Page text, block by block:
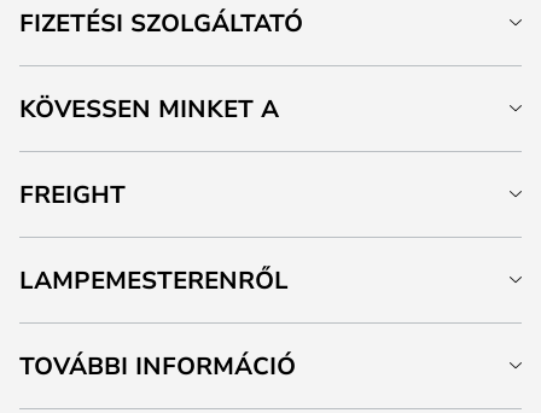
FIZETÉSI SZOLGÁLTATÓ
KÖVESSEN MINKET A
FREIGHT
LAMPEMESTERENRŐL
TOVÁBBI INFORMÁCIÓ